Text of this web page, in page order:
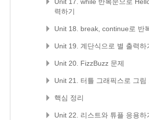
력하기
Unit 18. break, continue로 반
Unit 19. 계단식으로 별 출력하
Unit 20. FizzBuzz 문제
Unit 21. 터틀 그래픽스로 그림
핵심 정리
Unit 22. 리스트와 튜플 응용하